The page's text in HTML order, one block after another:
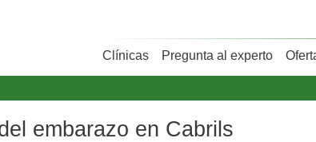
Clínicas Pregunta al experto
embarazo en Cabrils